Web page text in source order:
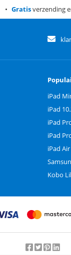
Gratisverzending
iPad
iPad
iPad
iPad
iPad
Kobo